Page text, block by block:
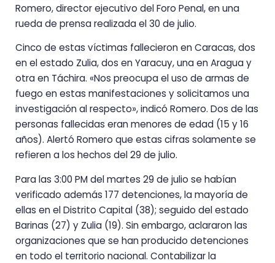
Romero, director ejecutivo del Foro Penal, en una
rueda de prensa realizada el 30 de julio.
Cinco de estas víctimas fallecieron en Caracas, dos
en el estado Zulia, dos en Yaracuy, una en Aragua y
otra en Táchira. «Nos preocupa el uso de armas de
fuego en estas manifestaciones y solicitamos una
investigación al respecto», indicó Romero. Dos de las
personas fallecidas eran menores de edad (15 y 16
años). Alertó Romero que estas cifras solamente se
refieren a los hechos del 29 de julio.
Para las 3:00 PM del martes 29 de julio se habían
verificado además 177 detenciones, la mayoría de
ellas en el Distrito Capital (38); seguido del estado
Barinas (27) y Zulia (19). Sin embargo, aclararon las
organizaciones que se han producido detenciones
en todo el territorio nacional. Contabilizar la